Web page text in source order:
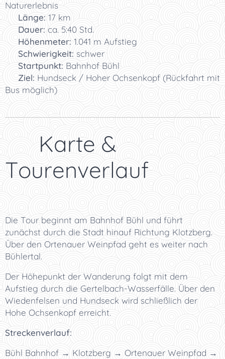
Naturerlebnis
Länge: 17 km
Dauer: ca. 5:40 Std.
Höhenmeter: 1.041 m Aufstieg
Schwierigkeit: schwer
Startpunkt: Bahnhof Bühl
Ziel: Hundseck / Hoher Ochsenkopf (Rückfahrt mit
Bus möglich)
🗺️ Karte &
Tourenverlauf
Die Tour beginnt am Bahnhof Bühl und führt
zunächst durch die Stadt hinauf Richtung Klotzberg.
Über den Ortenauer Weinpfad geht es weiter nach
Bühlertal.
Der Höhepunkt der Wanderung folgt mit dem
Aufstieg durch die Gertelbach-Wasserfälle. Über den
Wiedenfelsen und Hundseck wird schließlich der
Hohe Ochsenkopf erreicht.
Streckenverlauf:
Bühl Bahnhof → Klotzberg → Ortenauer Weinpfad →